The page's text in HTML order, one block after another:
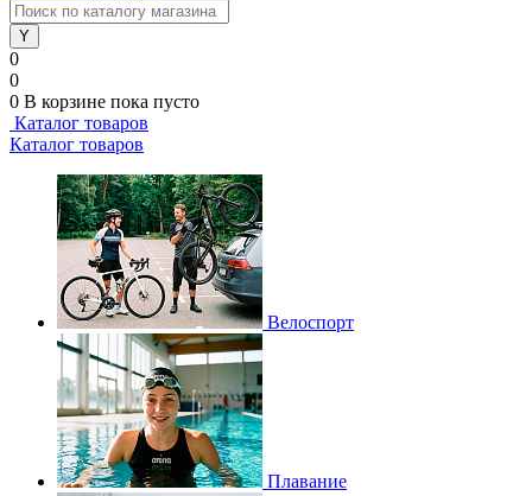
0
0
0 В корзине пока пусто
Каталог товаров
Каталог товаров
Велоспорт
Плавание